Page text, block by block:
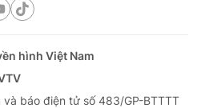
hình Việt Nam
báo điện tử số 483/GP-BTTTT